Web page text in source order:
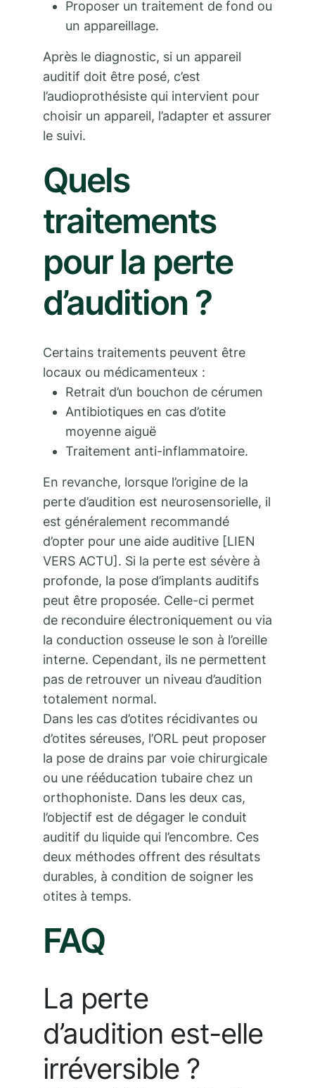
Proposer un traitement de fond ou
un appareillage.
Après le diagnostic, si un appareil
auditif doit être posé, c’est
l’audioprothésiste qui intervient pour
choisir un appareil, l’adapter et assurer
le suivi.
Quels
traitements
pour la perte
d’audition ?
Certains traitements peuvent être
locaux ou médicamenteux :
Retrait d’un bouchon de cérumen
Antibiotiques en cas d’otite
moyenne aiguë
Traitement anti-inflammatoire.
En revanche, lorsque l’origine de la
perte d’audition est neurosensorielle, il
est généralement recommandé
d’opter pour une aide auditive [LIEN
VERS ACTU]. Si la perte est sévère à
profonde, la pose d’implants auditifs
peut être proposée. Celle-ci permet
de reconduire électroniquement ou via
la conduction osseuse le son à l’oreille
interne. Cependant, ils ne permettent
pas de retrouver un niveau d’audition
totalement normal.
Dans les cas d’otites récidivantes ou
d’otites séreuses, l’ORL peut proposer
la pose de drains par voie chirurgicale
ou une rééducation tubaire chez un
orthophoniste. Dans les deux cas,
l’objectif est de dégager le conduit
auditif du liquide qui l’encombre. Ces
deux méthodes offrent des résultats
durables, à condition de soigner les
otites à temps.
FAQ
La perte
d’audition est-elle
irréversible ?